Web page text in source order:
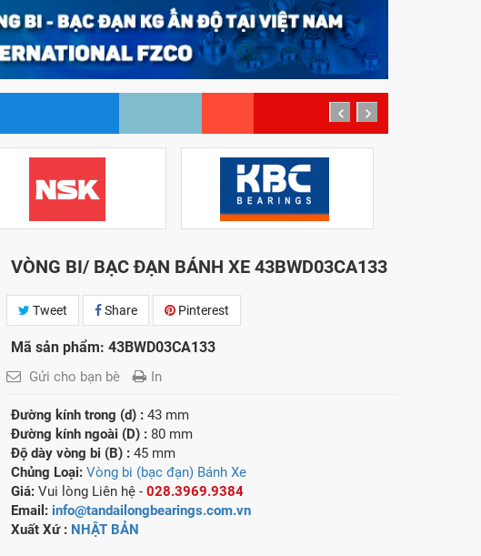
prev next
VÒNG BI/ BẠC ĐẠN BÁNH XE 43BWD03CA133
Tweet Share Pinterest
Mã sản phẩm: 43BWD03CA133
Gửi cho bạn bè In
Đường kính trong (d) : 43 mm
Đường kính ngoài (D) : 80 mm
Độ dày vòng bi (B) : 45 mm
Chủng Loại:Vòng bi (bạc đạn) Bánh Xe
Giá: Vui lòng Liên hệ -028.3969.9384
Email: info@tandailongbearings.com.vn
Xuất Xứ: NHẬT BẢN